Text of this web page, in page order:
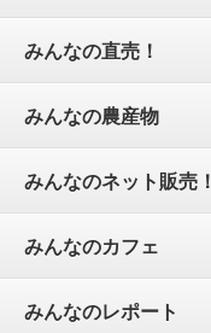
みんなの直売！
みんなの農産物
みんなのネット販売！
みんなのカフェ
みんなのレポート